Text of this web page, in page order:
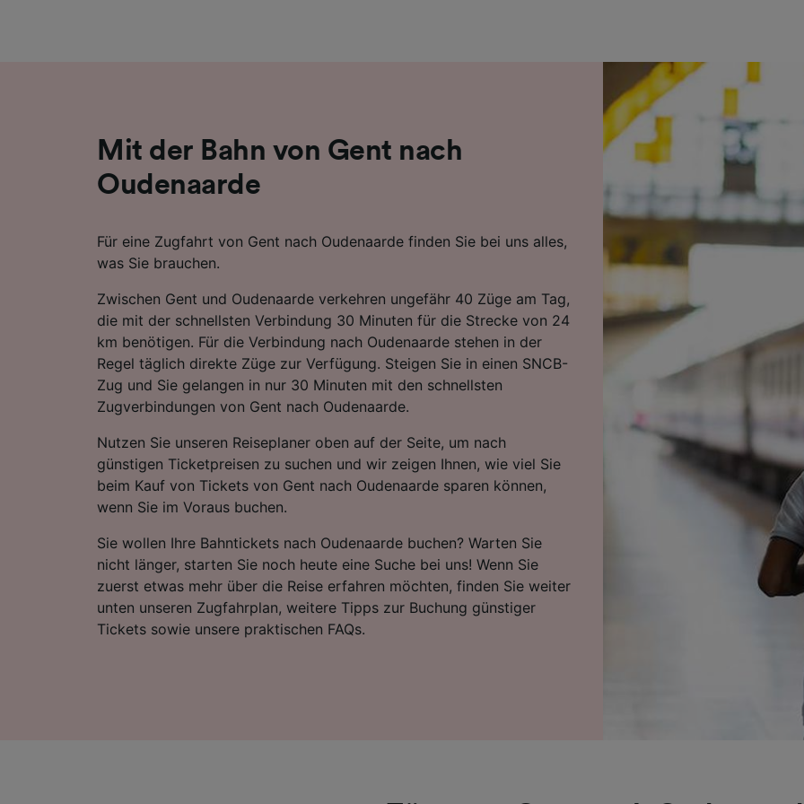
Mit der Bahn von Gent nach
Oudenaarde
Für eine Zugfahrt von Gent nach Oudenaarde finden Sie bei uns alles,
was Sie brauchen.
Zwischen Gent und Oudenaarde verkehren ungefähr 40 Züge am Tag,
die mit der schnellsten Verbindung 30 Minuten für die Strecke von 24
km benötigen. Für die Verbindung nach Oudenaarde stehen in der
Regel täglich direkte Züge zur Verfügung. Steigen Sie in einen SNCB-
Zug und Sie gelangen in nur 30 Minuten mit den schnellsten
Zugverbindungen von Gent nach Oudenaarde.
Nutzen Sie unseren Reiseplaner oben auf der Seite, um nach
günstigen Ticketpreisen zu suchen und wir zeigen Ihnen, wie viel Sie
beim Kauf von Tickets von Gent nach Oudenaarde sparen können,
wenn Sie im Voraus buchen.
Sie wollen Ihre Bahntickets nach Oudenaarde buchen? Warten Sie
nicht länger, starten Sie noch heute eine Suche bei uns! Wenn Sie
zuerst etwas mehr über die Reise erfahren möchten, finden Sie weiter
unten unseren Zugfahrplan, weitere Tipps zur Buchung günstiger
Tickets sowie unsere praktischen FAQs.